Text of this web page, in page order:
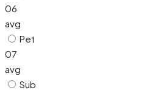
06
avg
Pet
07
avg
Sub